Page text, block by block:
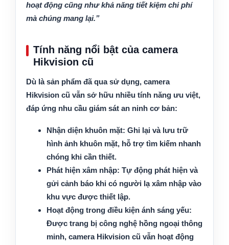
hoạt động cũng như khả năng tiết kiệm chi phí
mà chúng mang lại.”
Tính năng nổi bật của camera
Hikvision cũ
Dù là sản phẩm đã qua sử dụng, camera
Hikvision cũ vẫn sở hữu nhiều tính năng ưu việt,
đáp ứng nhu cầu giám sát an ninh cơ bản:
Nhận diện khuôn mặt: Ghi lại và lưu trữ
hình ảnh khuôn mặt, hỗ trợ tìm kiếm nhanh
chóng khi cần thiết.
Phát hiện xâm nhập: Tự động phát hiện và
gửi cảnh báo khi có người lạ xâm nhập vào
khu vực được thiết lập.
Hoạt động trong điều kiện ánh sáng yếu:
Được trang bị công nghệ hồng ngoại thông
minh, camera Hikvision cũ vẫn hoạt động